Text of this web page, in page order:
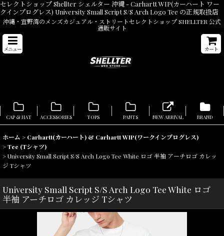
セレクトショップ Shellter シェルター 沖縄 - Carhartt WIP(カーハート ワー
クインプログレス) University Small Script S/S Arch Logo Tee の正規取扱店
沖縄・宜野湾のメンズカジュアル・ストリートセレクトショップ SHELLTER 公式
通販サイト
メニュー カート
CAP & HAT ACCESSORIES TOPS PANTS NEW ARRIVAL BRAND
ホーム > Carhartt(カーハート) & Carhartt WIP(ワークインプログレス)
>Tee (Tシャツ)
>University Small Script S/S Arch Logo Tee White ロゴ 半袖 アーチロゴ カレッ
ジ Tシャツ
University Small Script S/S Arch Logo Tee White ロゴ
半袖 アーチロゴ カレッジ Tシャツ